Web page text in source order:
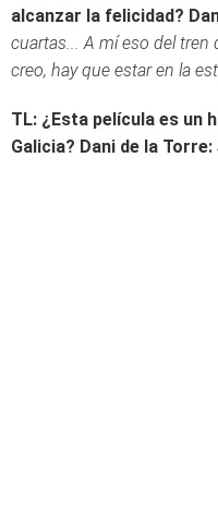
alcanzar la felicidad?
cuartas... A mí eso del tren
creo, hay que estar en la
TL: ¿Esta película es un
Galicia? Dani de la Torre: